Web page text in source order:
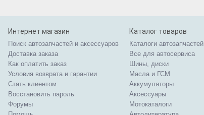
Интернет магазин
Поиск автозапчастей и аксессуаров
Доставка заказа
Как оплатить заказ
Условия возврата и гарантии
Стать клиентом
Восстановить пароль
Форумы
Каталог товаров
Каталоги автозапчастей
Все для автосервиса
Шины, диски
Масла и ГСМ
Аккумуляторы
Аксессуары
Мотокаталоги